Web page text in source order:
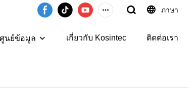
ภาษา
ศูนย์ข้อมูล เกี่ยวกับ Kosintec ติดต่อเรา